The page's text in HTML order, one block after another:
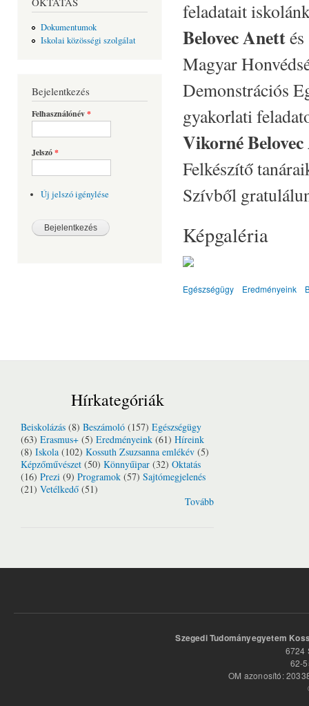
Dokumentumok
Iskolai közösségi szolgálat
Bejelentkezés
Felhasználónév*
Jelszó*
Új jelszó igénylése
feladatait
Belovec Anettés
Magyar
Demonstrációs
gyakorlati
Vikorné
Felkészítő
Szívből
Képgaléria
Egészségügy Eredményeink
Hírkategóriák
Beiskolázás (8) Beszámoló (157) Egészségügy
(63) Erasmus+ (5) Eredményeink (61) Híreink
(8) Iskola (102) Kossuth Zsuzsanna emlékév (5)
Képzőművészet (50) Könnyűipar (32) Oktatás
(16) Prezi (9) Programok (57) Sajtómegjelenés
(21) Vetélkedő (51)
Tovább
Szegedi Tudományegyetem
6724
62-
OM azonosító: